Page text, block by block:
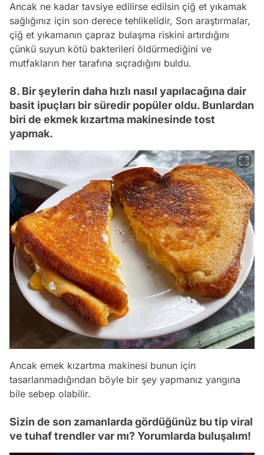
Ancak ne kadar tavsiye edilirse edilsin çiğ et yıkamak
sağlığınız için son derece tehlikelidir, Son araştırmalar,
çiğ et yıkamanın çapraz bulaşma riskini artırdığını
çünkü suyun kötü bakterileri öldürmediğini ve
mutfakların her tarafına sıçradığını buldu.
8. Bir şeylerin daha hızlı nasıl yapılacağına dair
basit ipuçları bir süredir popüler oldu. Bunlardan
biri de ekmek kızartma makinesinde tost
yapmak.
Ancak emek kızartma makinesi bunun için
tasarlanmadığından böyle bir şey yapmanız yangına
bile sebep olabilir.
Sizin de son zamanlarda gördüğünüz bu tip viral
ve tuhaf trendler var mı? Yorumlarda buluşalım!